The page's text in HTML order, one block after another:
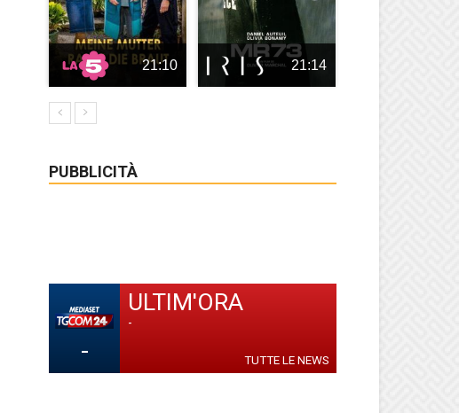
21:10 21:14
PUBBLICITÀ
-
ULTIM'ORA
-
TUTTE LE NEWS